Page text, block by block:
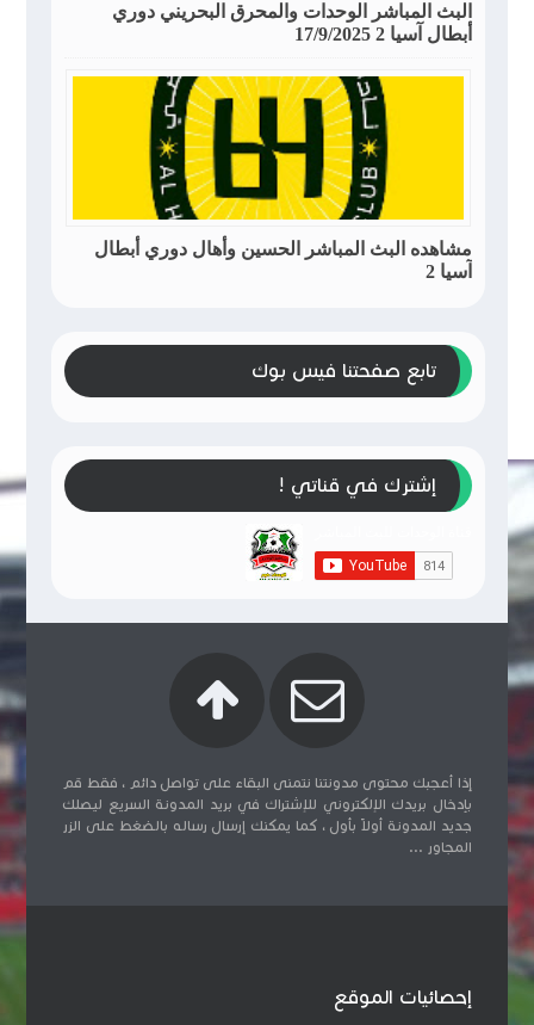
البث المباشر الوحدات والمحرق البحريني دوري
أبطال آسيا 2 17/9/2025
مشاهده البث المباشر الحسين وأهال دوري أبطال
آسيا 2
تابع صفحتنا فيس بوك
إشترك في قناتي !
إذا أعجبك محتوى مدونتنا نتمنى البقاء على تواصل دائم ، فقط قم
بإدخال بريدك الإلكتروني للإشتراك في بريد المدونة السريع ليصلك
جديد المدونة أولاً بأول ، كما يمكنك إرسال رساله بالضغط على الزر
المجاور ...
إحصائيات الموقع